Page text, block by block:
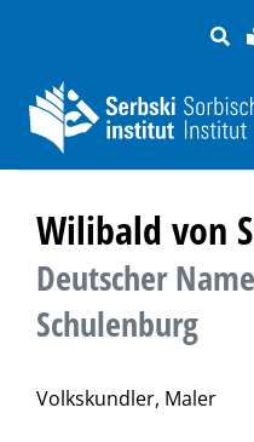
Wilibald von
Deutscher
Schulenburg
Volkskundler, Maler